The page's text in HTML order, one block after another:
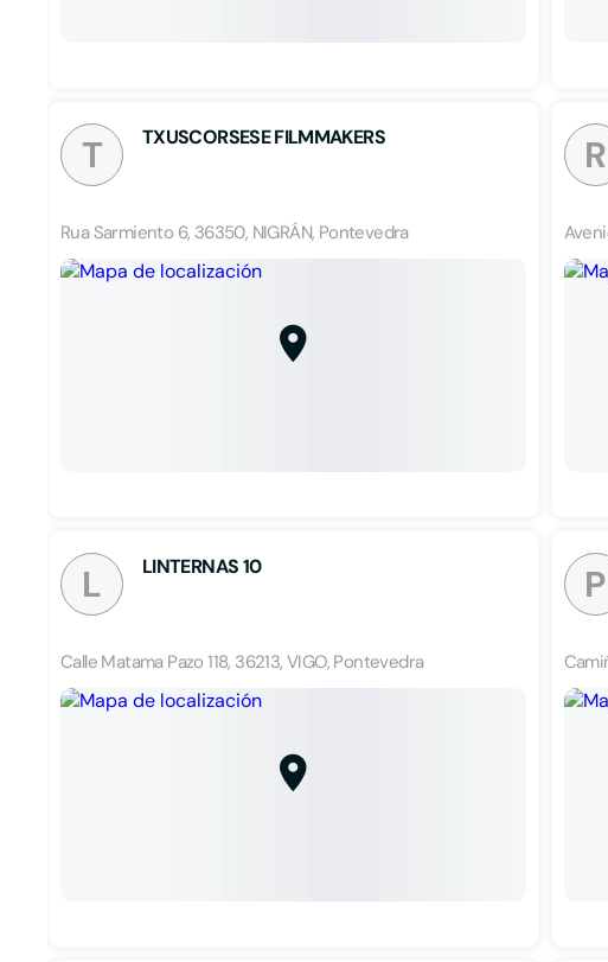
T TXUSCORSESE FILMMAKERS
Rua Sarmiento 6, 36350, NIGRÁN, Pontevedra
R
L LINTERNAS 10
Calle Matama Pazo 118, 36213, VIGO, Pontevedra
P